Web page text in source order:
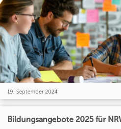
19. September 2024
Bildungsangebote 2025 für